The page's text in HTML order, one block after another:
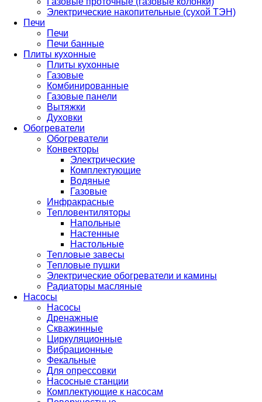
Электрические накопительные (сухой ТЭН)
Печи
Печи
Печи банные
Плиты кухонные
Плиты кухонные
Газовые
Комбинированные
Газовые панели
Вытяжки
Духовки
Обогреватели
Обогреватели
Конвекторы
Электрические
Комплектующие
Водяные
Газовые
Инфракрасные
Тепловентиляторы
Напольные
Настенные
Настольные
Тепловые завесы
Тепловые пушки
Электрические обогреватели и камины
Радиаторы масляные
Насосы
Насосы
Дренажные
Скважинные
Циркуляционные
Вибрационные
Фекальные
Для опрессовки
Насосные станции
Комплектующие к насосам